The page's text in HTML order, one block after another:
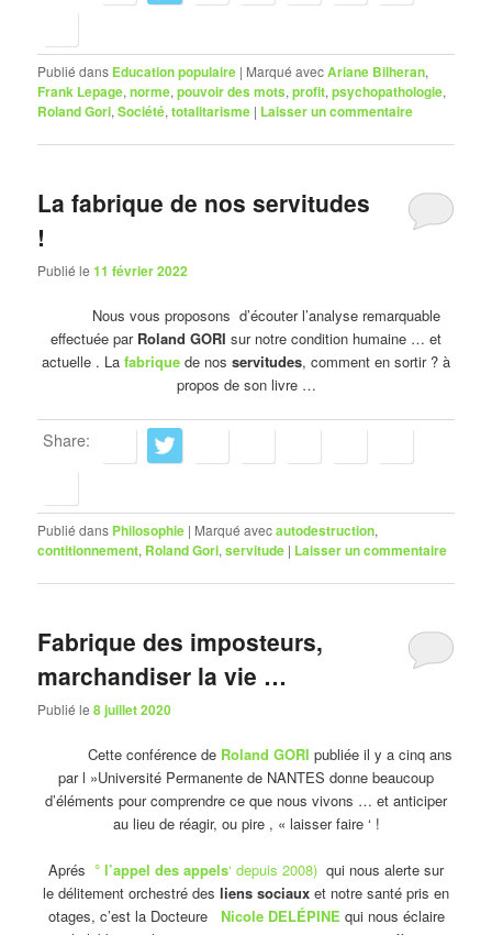
Publié dans Education populaire | Marqué avecAriane Bilheran,
Frank Lepage,norme,pouvoir des mots,profit,psychopathologie,
Roland Gori,Société,totalitarisme | Laisser un commentaire
La fabrique de nos servitudes
!
Publié le11 février 2022
Nous vous proposons d’écouter l’analyse remarquable
effectuée par Roland GORI sur notre condition humaine … et
actuelle . La fabrique de nos servitudes, comment en sortir ? à
propos de son livre …
Share:
Publié dans Philosophie | Marqué avecautodestruction,
contitionnement, Roland Gori,servitude | Laisser un commentaire
Fabrique des imposteurs,
marchandiser la vie …
Publié le8 juillet 2020
Cette conférence de Roland GORI publiée il y a cinq ans
par l »Université Permanente de NANTES donne beaucoup
d’éléments pour comprendre ce que nous vivons … et anticiper
au lieu de réagir, ou pire , « laisser faire ‘ !
Aprés ° l’appel des appels‘ depuis 2008) qui nous alerte sur
le délitement orchestré des liens sociaux et notre santé pris en
otages, c’est la Docteure
Nicole DELÉPINE qui nous éclaire